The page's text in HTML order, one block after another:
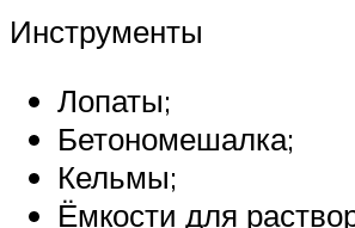
Инструменты
Лопаты;
Бетономешалка;
Кельмы;
Ёмкости для